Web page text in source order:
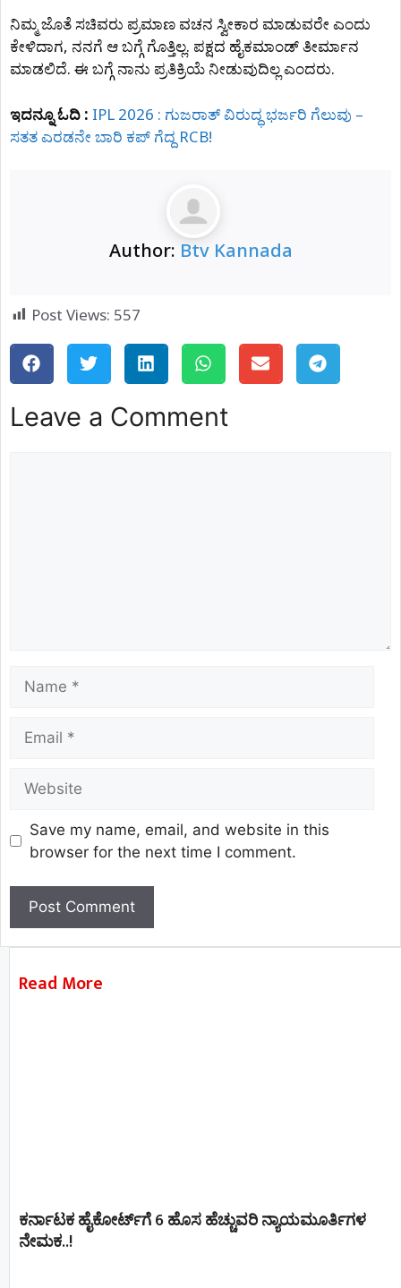
ನಿಮ್ಮ ಜೊತೆ ಸಚಿವರು ಪ್ರಮಾಣ ವಚನ ಸ್ವೀಕಾರ ಮಾಡುವರೇ ಎಂದು
ಕೇಳಿದಾಗ, ನನಗೆ ಆ ಬಗ್ಗೆ ಗೊತ್ತಿಲ್ಲ. ಪಕ್ಷದ ಹೈಕಮಾಂಡ್ ತೀರ್ಮಾನ
ಮಾಡಲಿದೆ. ಈ ಬಗ್ಗೆ ನಾನು ಪ್ರತಿಕ್ರಿಯೆ ನೀಡುವುದಿಲ್ಲ ಎಂದರು.
ಇದನ್ನೂ ಓದಿ : IPL 2026 : ಗುಜರಾತ್ ವಿರುದ್ಧ ಭರ್ಜರಿ ಗೆಲುವು –
ಸತತ ಎರಡನೇ ಬಾರಿ ಕಪ್ ಗೆದ್ದ RCB!
Author: Btv Kannada
Post Views: 557
Leave a Comment
Save my name, email, and website in this
browser for the next time I comment.
Read More
ಕರ್ನಾಟಕ ಹೈಕೋರ್ಟ್‌ಗೆ 6 ಹೊಸ ಹೆಚ್ಚುವರಿ ನ್ಯಾಯಮೂರ್ತಿಗಳ
ನೇಮಕ..!